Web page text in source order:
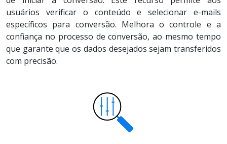
usuários verificar o conteúdo e selecionar e-mails
específicos para conversão. Melhora o controle e a
confiança no processo de conversão, ao mesmo tempo
que garante que os dados desejados sejam transferidos
com precisão.